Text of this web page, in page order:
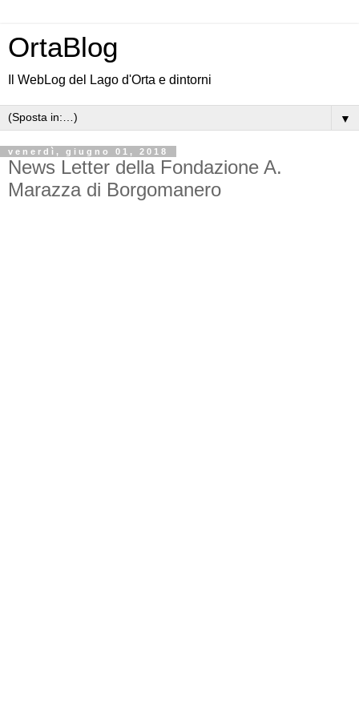
OrtaBlog
Il WebLog del Lago d'Orta e dintorni
▼
venerdì, giugno 01, 2018
News Letter della Fondazione A.
Marazza di Borgomanero